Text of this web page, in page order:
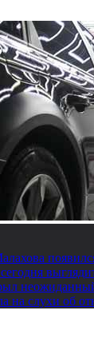
на слухи об